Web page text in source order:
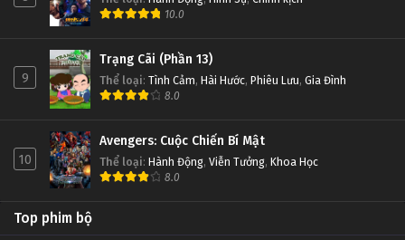
10.0
9
Trạng Cãi (Phần 13)
Thể loại: Tình Cảm, Hài Hước, Phiêu Lưu, Gia Đình
8.0
10
Avengers: Cuộc Chiến Bí Mật
Thể loại: Hành Động, Viễn Tưởng, Khoa Học
8.0
Top phim bộ